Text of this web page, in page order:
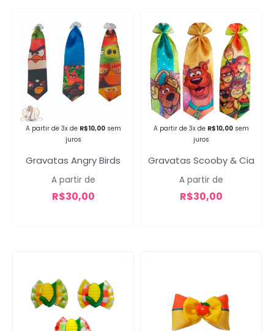
A partir de 3x de R$10,00 sem
juros
Gravatas Angry Birds
A partir de
R$30,00
A partir de 3x de R$10,00 sem
juros
Gravatas Scooby & Cia
A partir de
R$30,00
Campanha lançada com
sucesso!